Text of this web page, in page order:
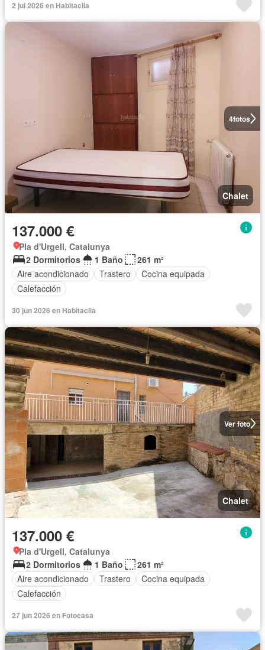
2 jul 2026 en Habitaclia
4fotos
Chalet
137.000 €
Pla d'Urgell, Catalunya
2 Dormitorios
1 Baño
261 m²
Aire acondicionado
Trastero
Cocina equipada
Calefacción
30 jun 2026 en Habitaclia
Ver foto
Chalet
137.000 €
Pla d'Urgell, Catalunya
2 Dormitorios
1 Baño
261 m²
Aire acondicionado
Trastero
Cocina equipada
Calefacción
27 jun 2026 en Fotocasa